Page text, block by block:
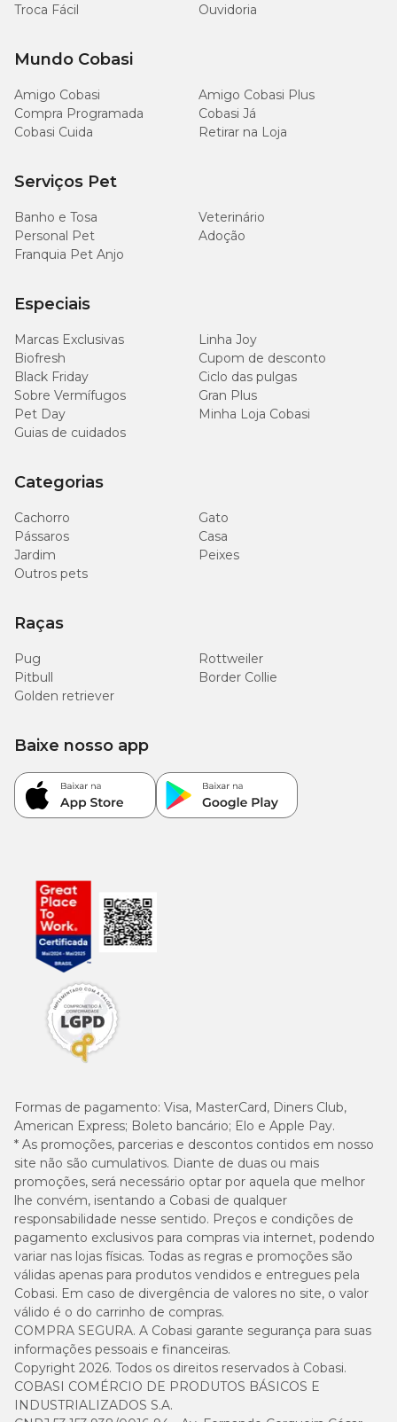
Troca Fácil
Ouvidoria
Mundo Cobasi
Amigo Cobasi
Amigo Cobasi Plus
Compra Programada
Cobasi Já
Cobasi Cuida
Retirar na Loja
Serviços Pet
Banho e Tosa
Veterinário
Personal Pet
Adoção
Franquia Pet Anjo
Especiais
Marcas Exclusivas
Linha Joy
Biofresh
Cupom de desconto
Black Friday
Ciclo das pulgas
Sobre Vermífugos
Gran Plus
Pet Day
Minha Loja Cobasi
Guias de cuidados
Categorias
Cachorro
Gato
Pássaros
Casa
Jardim
Peixes
Outros pets
Raças
Pug
Rottweiler
Pitbull
Border Collie
Golden retriever
Formas de pagamento: Visa, MasterCard, Diners Club,
American Express; Boleto bancário; Elo e Apple Pay.
* As promoções, parcerias e descontos contidos em nosso
site não são cumulativos. Diante de duas ou mais
promoções, será necessário optar por aquela que melhor
lhe convém, isentando a Cobasi de qualquer
responsabilidade nesse sentido. Preços e condições de
pagamento exclusivos para compras via internet, podendo
variar nas lojas físicas. Todas as regras e promoções são
válidas apenas para produtos vendidos e entregues pela
Cobasi. Em caso de divergência de valores no site, o valor
válido é o do carrinho de compras.
COMPRA SEGURA. A Cobasi garante segurança para suas
informações pessoais e financeiras.
Copyright 2026. Todos os direitos reservados à Cobasi.
COBASI COMÉRCIO DE PRODUTOS BÁSICOS E
INDUSTRIALIZADOS S.A.
Baixe nosso app